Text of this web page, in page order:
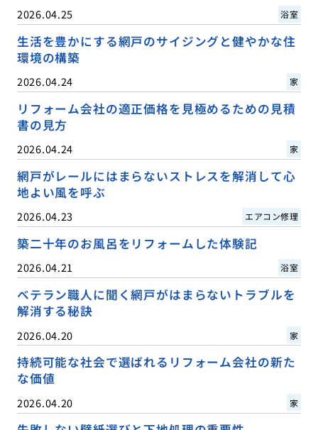
2026.04.25 浴室
生活を豊かにする網戸のサイジングと健やかな住
環境の構築
2026.04.24 家
リフォーム会社の適正価格を見極めるための見積
書の見方
2026.04.24 家
網戸がレールにはまらないストレスを解消して心
地よい風を呼ぶ
2026.04.23 エアコン修理
築二十年のお風呂をリフォームした体験記
2026.04.21 浴室
ベテラン職人に聞く網戸がはまらないトラブルを
解消する秘訣
2026.04.20 家
持続可能な社会で選ばれるリフォーム会社の新た
な価値
2026.04.20 家